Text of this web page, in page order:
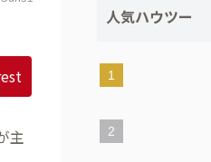
主
人気ハウツー